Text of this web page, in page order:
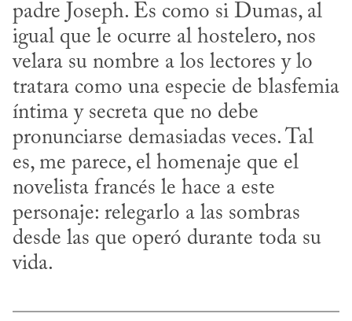
padre Joseph. Es como si Dumas, al
igual que le ocurre al hostelero, nos
velara su nombre a los lectores y lo
tratara como una especie de blasfemia
íntima y secreta que no debe
pronunciarse demasiadas veces. Tal
es, me parece, el homenaje que el
novelista francés le hace a este
personaje: relegarlo a las sombras
desde las que operó durante toda su
vida.